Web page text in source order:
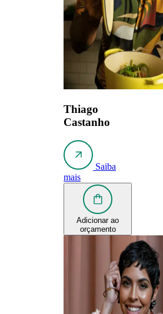
Thiago
Castanho
Saiba
mais
Adicionar ao
orçamento